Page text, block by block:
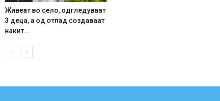
Живеат во село, одгледуваат
3 деца, а од отпад создаваат
накит...